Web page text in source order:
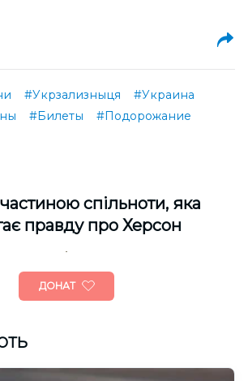
#Укрзализныця
#Украина
#Билеты
#Подорожание
спільноти, яка
правду про Херсон
ДОНАТ